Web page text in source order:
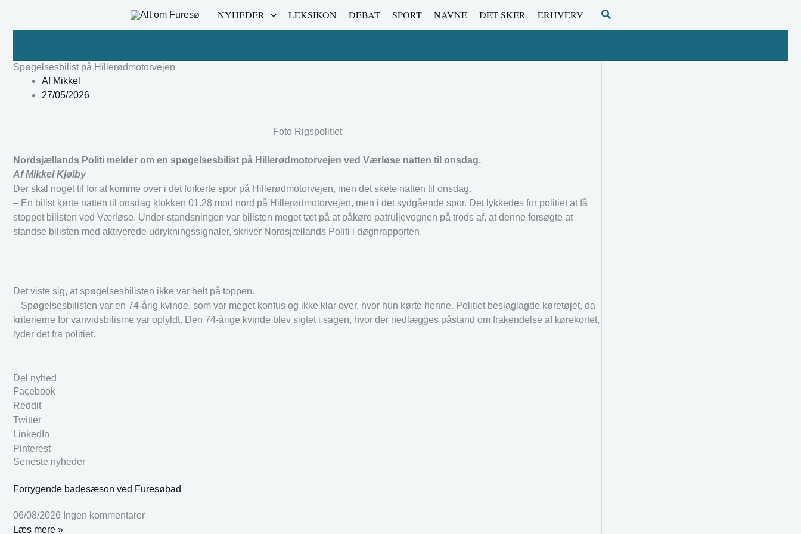
NYHEDER LEKSIKON DEBAT SPORT NAVNE DET SKER ERHVERV Søg
Spøgelsesbilist på Hillerødmotorvejen
AfMikkel
27/05/2026
Foto Rigspolitiet
Nordsjællands Politi melder om en spøgelsesbilist på Hillerødmotorvejen ved Værløse natten til onsdag.
Af Mikkel Kjølby
Der skal noget til for at komme over i det forkerte spor på Hillerødmotorvejen, men det skete natten til onsdag.
– En bilist kørte natten til onsdag klokken 01.28 mod nord på Hillerødmotorvejen, men i det sydgående spor. Det lykkedes for politiet at få
stoppet bilisten ved Værløse. Under standsningen var bilisten meget tæt på at påkøre patruljevognen på trods af, at denne forsøgte at
standse bilisten med aktiverede udrykningssignaler, skriver Nordsjællands Politi i døgnrapporten.
Det viste sig, at spøgelsesbilisten ikke var helt på toppen.
– Spøgelsesbilisten var en 74-årig kvinde, som var meget konfus og ikke klar over, hvor hun kørte henne. Politiet beslaglagde køretøjet, da
kriterierne for vanvidsbilisme var opfyldt. Den 74-årige kvinde blev sigtet i sagen, hvor der nedlægges påstand om frakendelse af kørekortet,
lyder det fra politiet.
Del nyhed
Facebook
Reddit
Twitter
LinkedIn
Pinterest
Seneste nyheder
Forrygende badesæson ved Furesøbad
06/08/2026 Ingen kommentarer
Læs mere »